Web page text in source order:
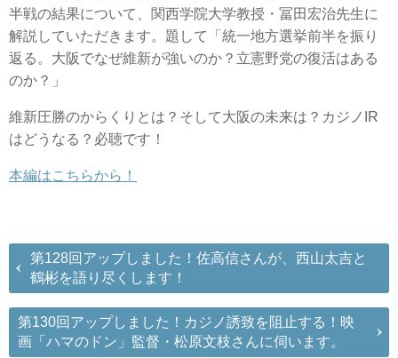
半戦の結果について、関西学院大学教授・冨田宏治先生に
解説していただきます。題して「統一地方選挙前半を振り
返る。大阪でなぜ維新が強いのか？立憲野党の復活はある
のか？」
維新圧勝のからくりとは？そして大阪の未来は？カジノIR
はどうなる？必聴です！
本編はこちらから！
第128回アップしました！佐高信さんが、西山太吉と
鶴彬を語り尽くします！
第130回アップしました！カジノ誘致を阻止する！映
画「ハマのドン」監督・松原文枝さんに伺います。